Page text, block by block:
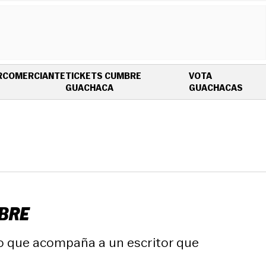
COMERCIANTETICKETS CUMBRE
GUACHACAOPENS IN NEW WINDOW
VOTA
GUACHACAS
acompaña a un escritor que